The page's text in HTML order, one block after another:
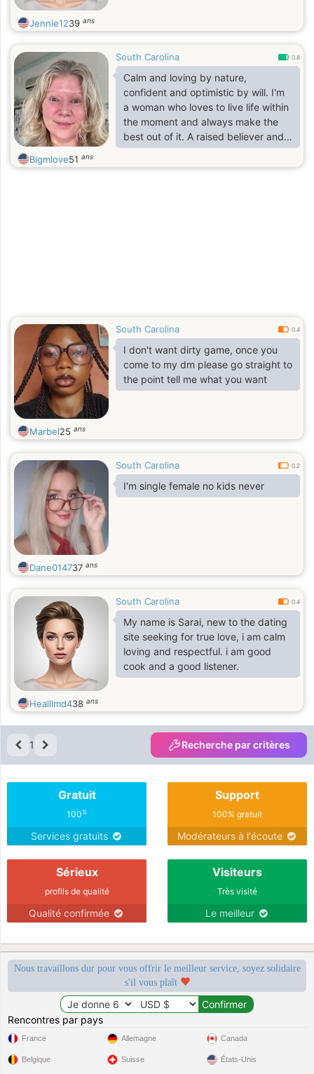
Jennie1239 ans
South Carolina 0.8
Calm and loving by nature,
confident and optimistic by will. I'm
a woman who loves to live life within
the moment and always make the
best out of it. A raised believer and
take pride in that while I respect the
views and values of others
Bigmlove51 ans
South Carolina 0.4
I don't want dirty game, once you
come to my dm please go straight to
the point tell me what you want
Marbel25 ans
South Carolina 0.2
I'm single female no kids never
Dane014737 ans
South Carolina 0.4
My name is Sarai, new to the dating
site seeking for true love, i am calm
loving and respectful. i am good
cook and a good listener.
Healllmd438 ans
1 Recherche par critères
Gratuit
100%
Services gratuits
Support
100% gratuit
Modérateurs à l'écoute
Sérieux
profils de qualité
Qualité confirmée
Visiteurs
Très visité
Le meilleur
Nous travaillons dur pour vous offrir le meilleur service, soyez solidaire
s'il vous plaît
Rencontres par pays
France
Belgique
Allemagne
Suisse
Canada
États-Unis